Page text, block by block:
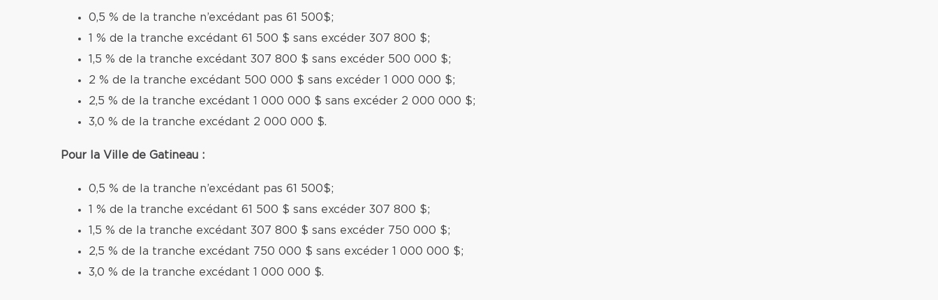
0,5 % de la tranche n’excédant pas 61 500$;
1 % de la tranche excédant 61 500 $ sans excéder 307 800 $;
1,5 % de la tranche excédant 307 800 $ sans excéder 500 000 $;
2 % de la tranche excédant 500 000 $ sans excéder 1 000 000 $;
2,5 % de la tranche excédant 1 000 000 $ sans excéder 2 000 000 $;
3,0 % de la tranche excédant 2 000 000 $.
Pour la Ville de Gatineau :
0,5 % de la tranche n’excédant pas 61 500$;
1 % de la tranche excédant 61 500 $ sans excéder 307 800 $;
1,5 % de la tranche excédant 307 800 $ sans excéder 750 000 $;
2,5 % de la tranche excédant 750 000 $ sans excéder 1 000 000 $;
3,0 % de la tranche excédant 1 000 000 $.